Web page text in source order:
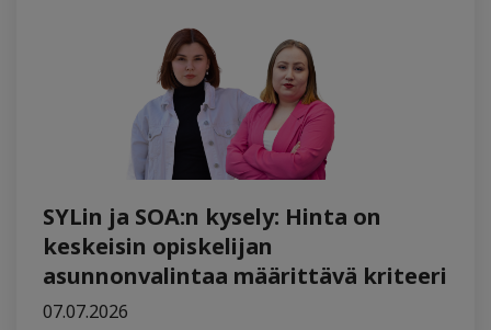
SYLin ja SOA:n kysely: Hinta on
keskeisin opiskelijan
asunnonvalintaa määrittävä kriteeri
07.07.2026